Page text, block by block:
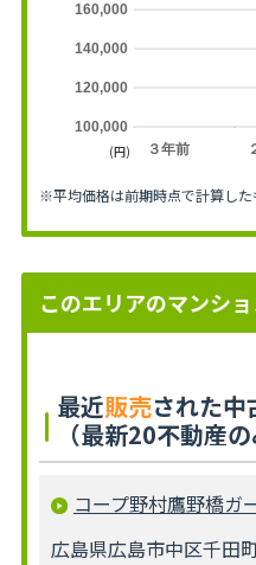
３年前
100,000
120,000
140,000
160,000
(円)
※平均価格は前期時点で計算した
このエリアのマンシ
最近販売された中
（最新20不動産の
コープ野村鷹野橋ガ
広島県広島市中区千田